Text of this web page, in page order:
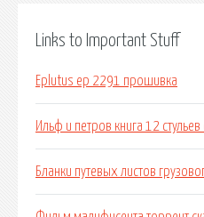
Links to Important Stuff
Eplutus ep 2291 прошивка
Ильф и петров книга 12 стульев
Бланки путевых листов